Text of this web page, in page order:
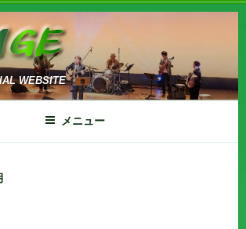
WEBSITE
メニュー